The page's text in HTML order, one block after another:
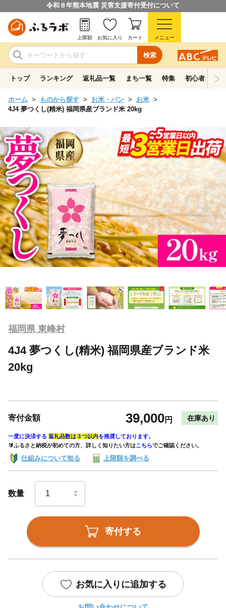
令和８年熊本地震 災害支援寄付受付について
検索
上限額 お気に入り カート メニュー
トップ ランキング 返礼品一覧 まち一覧 特集 初心者ガイド
ホーム ものから探す お米・パン
お米
4J4 夢つくし(精米) 福岡県産ブランド米 20kg
福岡県 東峰村
4J4 夢つくし(精米) 福岡県産ブランド米
20kg
寄付金額 39,000円 在庫あり
一度に決済する 返礼品数は３つ以内を推奨しております。
🔰ふるさと納税が初めての方、詳しく知りたい方はこちらでご確認ください。
仕組みについて知る 上限額を調べる
数量
寄付する
お気に入りに追加する